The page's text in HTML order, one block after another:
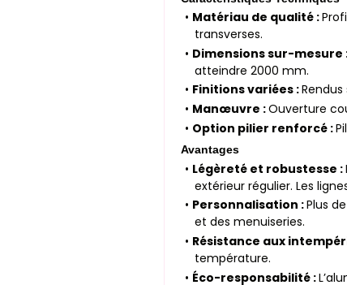
• Matériau de qualité :
transverses.
• Dimensions sur-mesure
atteindre 2000 mm.
• Finitions variées :
• Manœuvre :Ouverture
• Option pilier renforcé :
Avantages
• Légèreté et robustesse :
extérieur régulier. Les
• Personnalisation :Plus
et des menuiseries.
• Résistance aux
température.
• Éco-responsabilité :